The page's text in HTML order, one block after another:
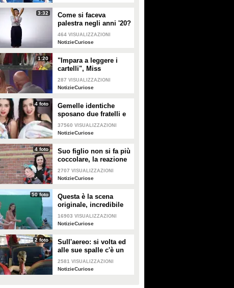
3:32
Come si faceva
palestra negli anni '20?
100 anni di esercizi in
3 minuti
464 VISUALIZZAZIONI
NotizieCuriose
1:20
"Impara a leggere i
cartelli", Miss
Colombia si "vendica"
col presentatore di
287 VISUALIZZAZIONI
NotizieCuriose
4 foto
Gemelle identiche
sposano due fratelli e
partoriscono lo stesso
giorno
37560 VISUALIZZAZIONI
NotizieCuriose
4 foto
Suo figlio non si fa più
coccolare, la reazione
di questa mamma vi
farà sorridere
2707 VISUALIZZAZIONI
NotizieCuriose
50 foto
Questa è la scena
originale, incredibile
quello che diventa al
cinema
16903 VISUALIZZAZIONI
NotizieCuriose
2 foto
Sull'aereo: si volta ed
alle sue spalle c'è un
tacchino, il motivo fa
discutere
2581 VISUALIZZAZIONI
NotizieCuriose